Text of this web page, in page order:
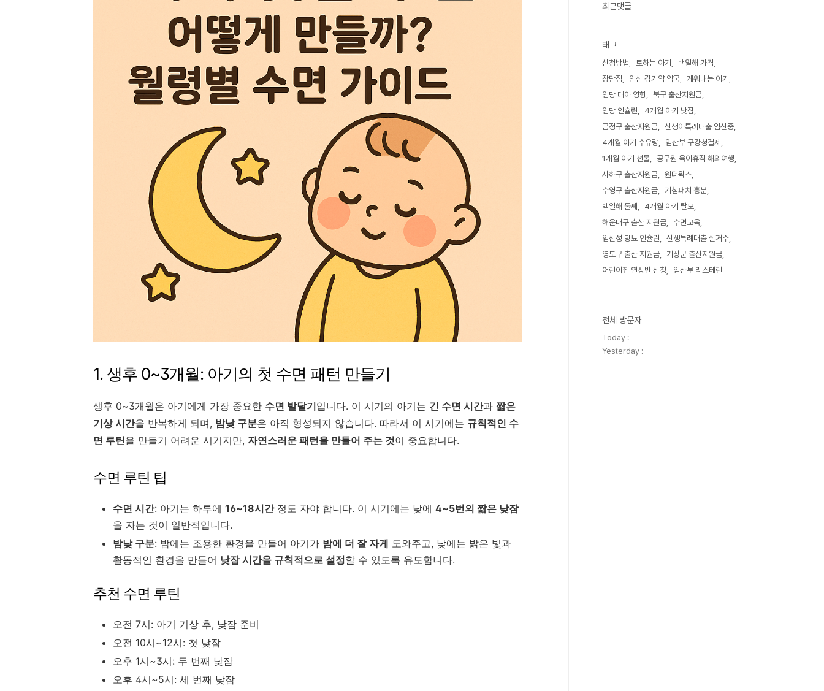
1. 생후 0~3개월: 아기의 첫 수면 패턴 만들기
생후 0~3개월은 아기에게 가장 중요한 수면 발달기입니다. 이 시기의 아기는 긴 수면 시간과 짧은
기상 시간을 반복하게 되며, 밤낮 구분은 아직 형성되지 않습니다. 따라서 이 시기에는 규칙적인 수
면 루틴을 만들기 어려운 시기지만, 자연스러운 패턴을 만들어 주는 것이 중요합니다.
수면 루틴 팁
수면 시간: 아기는 하루에 16~18시간정도 자야 합니다. 이 시기에는 낮에 4~5번의 짧은 낮잠
을 자는 것이 일반적입니다.
밤낮 구분: 밤에는 조용한 환경을 만들어 아기가 밤에 더 잘 자게 도와주고, 낮에는 밝은 빛과
활동적인 환경을 만들어 낮잠 시간을 규칙적으로 설정할 수 있도록 유도합니다.
추천 수면 루틴
오전 7시: 아기 기상 후, 낮잠 준비
오전 10시~12시: 첫 낮잠
오후 1시~3시: 두 번째 낮잠
오후 4시~5시: 세 번째 낮잠
최근댓글
태그
신청방법 토하는 아기
백일해 가격
장단점
임신 감기약 약국
게워내는 아기
임당 태아 영향
북구 출산지원금
임당 인슐린
4개월 아기 낫잠
금정구 출산지원금
신생아특례대출 임신중
4개월 아기 수유량
임산부 구강청결제
1개월 아기 선물
공무원 육아휴직 해외여행
사하구 출산지원금
원더윅스
수영구 출산지원금
기침패치 흥분
백일해 둘째
4개월 아기 탈모
해운대구 출산 지원금
수면교육
임신성 당뇨 인슐린
신생특례대출 실거주
영도구 출산 지원금
기장군 출산지원금
어린이집 연장반 신청
임산부 리스테린
전체 방문자
Today :
Yesterday :